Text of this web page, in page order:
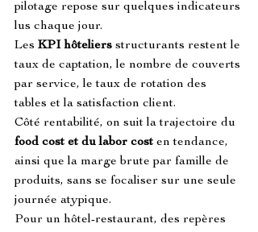
pilotage repose sur quelques indicateurs
lus chaque jour.
Les KPI hôteliers structurants restent le
taux de captation, le nombre de couverts
par service, le taux de rotation des
tables et la satisfaction client.
Côté rentabilité, on suit la trajectoire du
food cost et du labor cost en tendance,
ainsi que la marge brute par famille de
produits, sans se focaliser sur une seule
journée atypique.
Pour un hôtel-restaurant, des repères